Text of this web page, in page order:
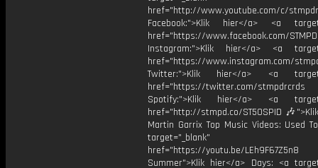
href="http://www.youtube.com/c/
Facebook:">Klik hier</a> <a
href="https://www.facebook.com/
Instagram:">Klik hier</a> <a
href="https://www.instagram.com/
Twitter:">Klik hier</a> <a
href="https://twitter.com/stmpdrcrds
Spotify:">Klik hier</a> <a
href="http://stmpd.co/ST50SPID
Martin Garrix Top Music Videos: Used
target="_blank"
href="https://youtu.be/LEh9F67Z5n8
Summer">Klik hier</a> Days: <a